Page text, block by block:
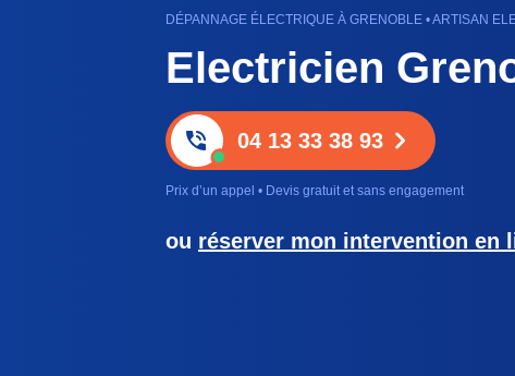
DÉPANNAGE ÉLECTRIQUE À GRENOBLE • ARTISAN
Electricien
04 13 33 38 93
Prix d’un appel • Devis gratuit et sans engagement
ou réserver mon intervention en